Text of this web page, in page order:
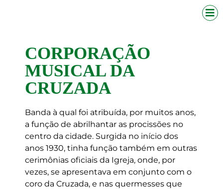
CORPORAÇÃO
MUSICAL DA
CRUZADA
Banda à qual foi atribuída, por muitos anos,
a função de abrilhantar as procissões no
centro da cidade. Surgida no início dos
anos 1930, tinha função também em outras
cerimônias oficiais da Igreja, onde, por
vezes, se apresentava em conjunto com o
coro da Cruzada, e nas quermesses que